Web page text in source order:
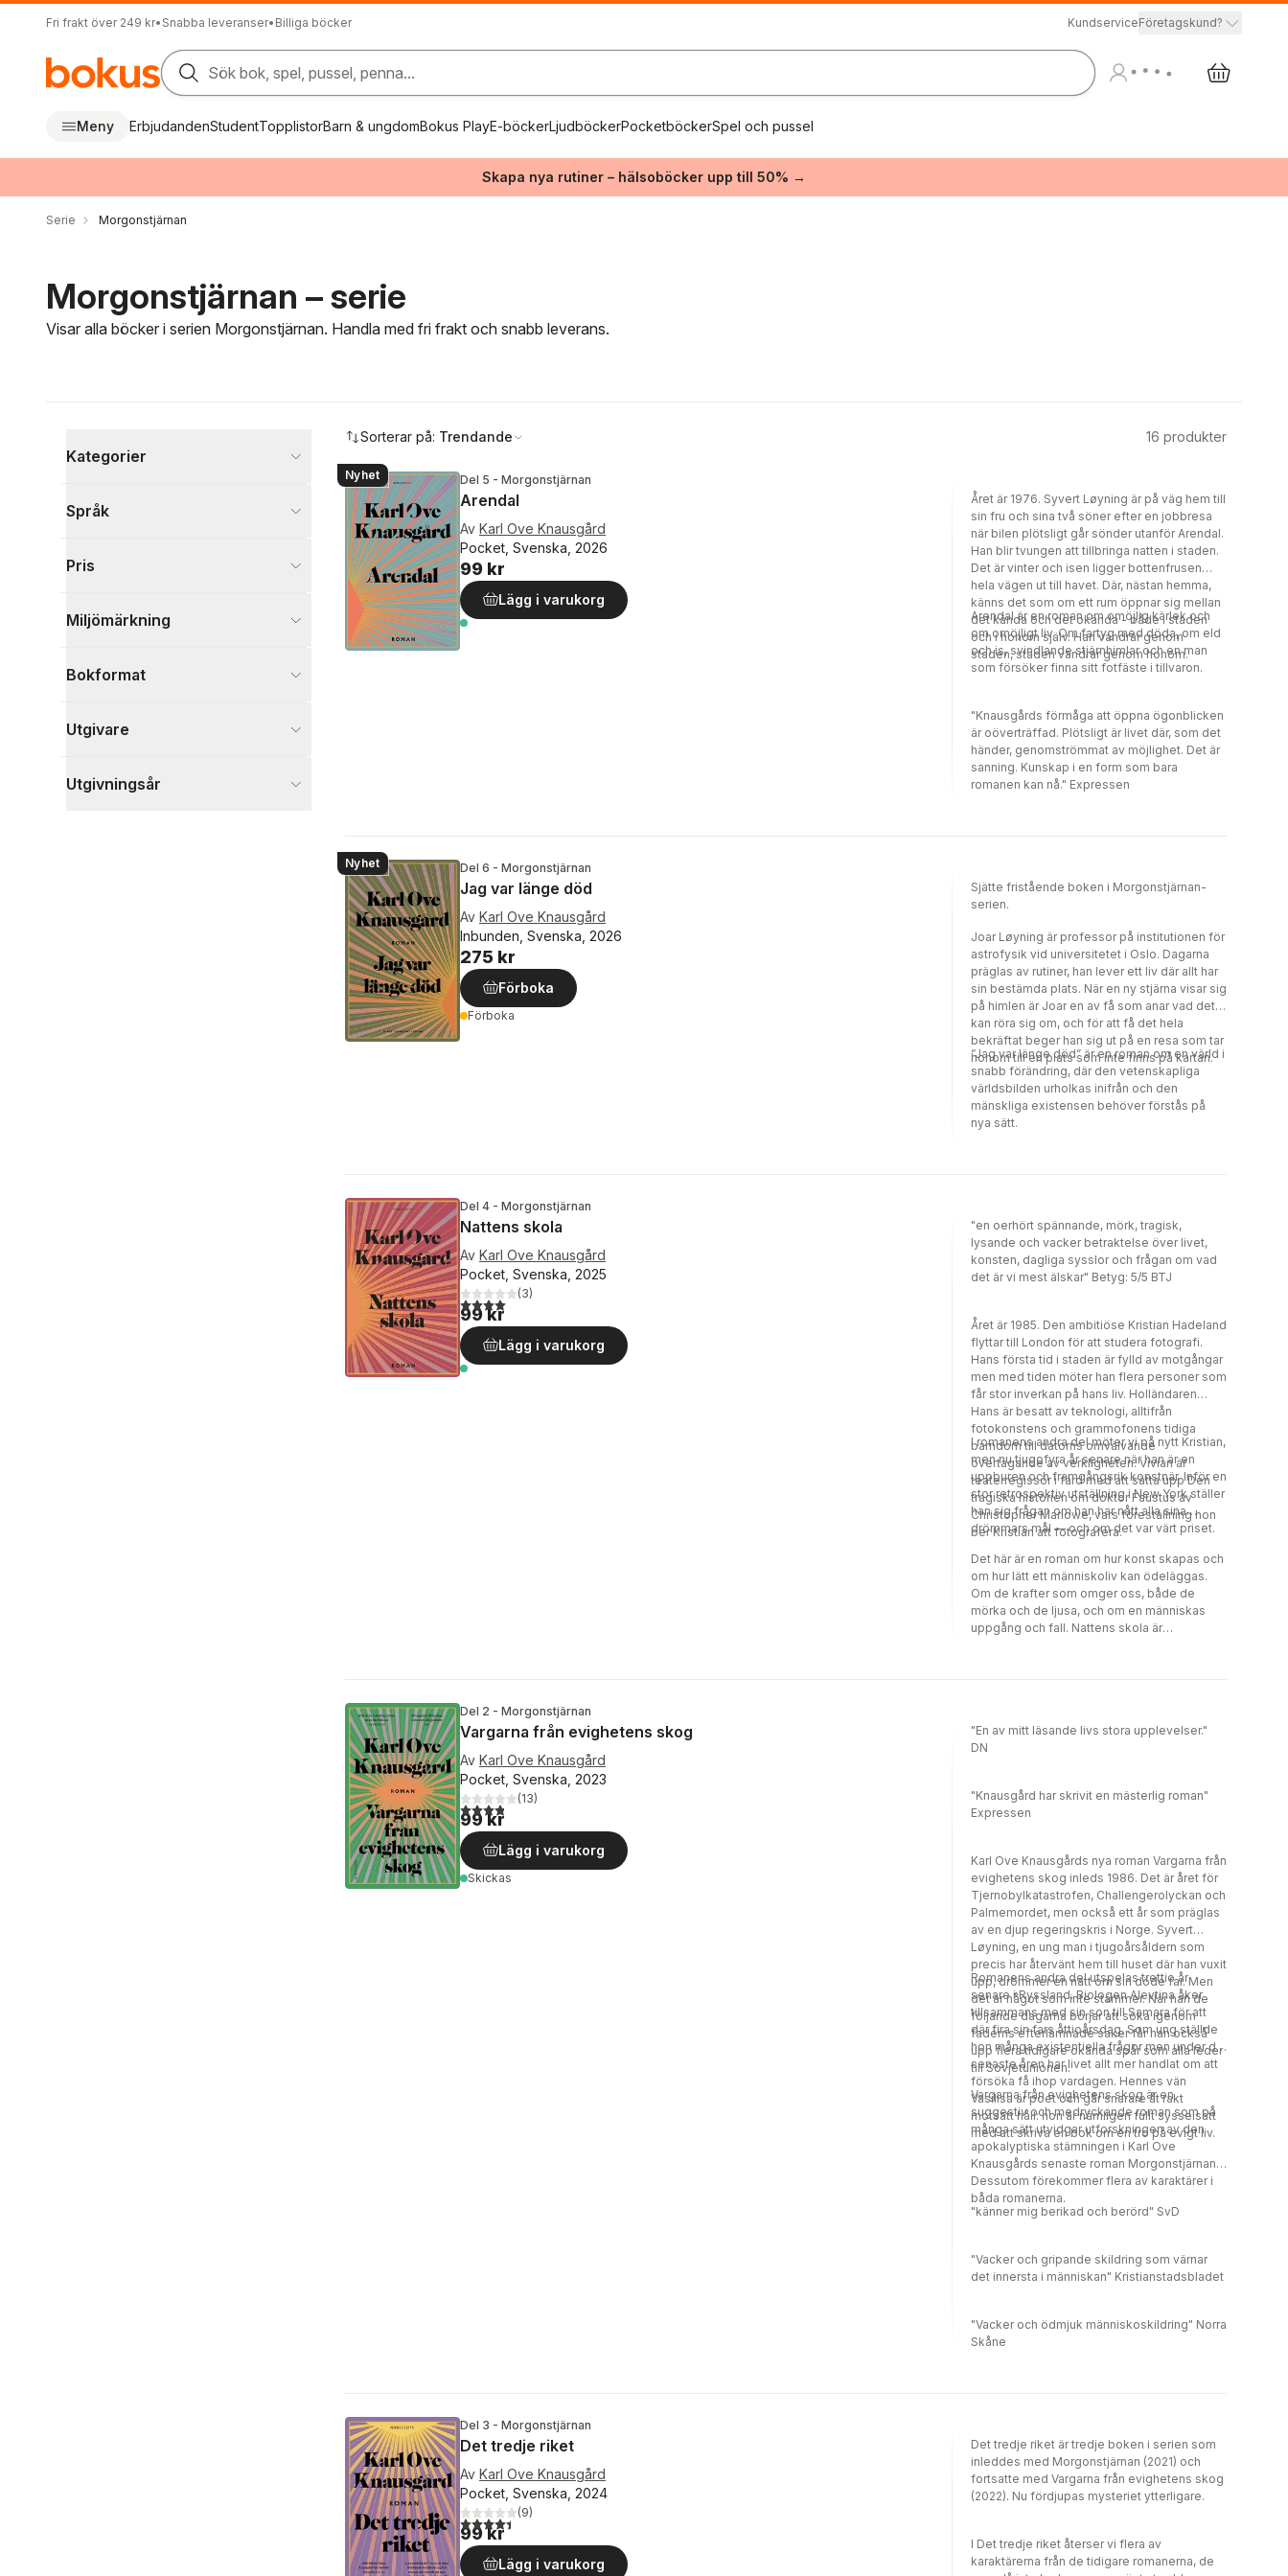
Fri frakt över 249 kr• Snabba leveranser• Billiga böcker KundserviceFöretagskund?
Sök bok, spel, pussel, penna...
Meny ErbjudandenStudentTopplistorBarn & ungdomBokus PlayE-böckerLjudböckerPocketböckerSpel och pussel
Skapa nya rutiner – hälsoböcker upp till 50% →
Serie Morgonstjärnan
Morgonstjärnan – serie
Visar alla böcker i serien Morgonstjärnan. Handla med fri frakt och snabb leverans.
Kategorier
Visa fler
Språk
Pris
Miljömärkning
Bokformat
Utgivare
Utgivningsår
Sorterar på: Trendande 16 produkter
Nyhet Del 5 - Morgonstjärnan
Arendal
Av Karl Ove Knausgård
Pocket, Svenska, 2026
99 kr
Lägg i varukorg
Året är 1976. Syvert Løyning är på väg hem till
sin fru och sina två söner efter en jobbresa
när bilen plötsligt går sönder utanför Arendal.
Han blir tvungen att tillbringa natten i staden.
Det är vinter och isen ligger bottenfrusen
hela vägen ut till havet. Där, nästan hemma,
känns det som om ett rum öppnar sig mellan
det kända och det okända - både i staden
och i honom själv. Han vandrar genom
staden, staden vandrar genom honom.
Arendal är en roman om omöjlig kärlek och
om omöjligt liv. Om fartyg med döda, om eld
och is, svindlande stjärnhimlar och en man
som försöker finna sitt fotfäste i tillvaron.
"Knausgårds förmåga att öppna ögonblicken
är oöverträffad. Plötsligt är livet där, som det
händer, genomströmmat av möjlighet. Det är
sanning. Kunskap i en form som bara
romanen kan nå." Expressen
Nyhet Del 6 - Morgonstjärnan
Jag var länge död
Av Karl Ove Knausgård
Inbunden, Svenska, 2026
275 kr
Förboka
Förboka
Sjätte fristående boken i Morgonstjärnan-
serien.
Joar Løyning är professor på institutionen för
astrofysik vid universitetet i Oslo. Dagarna
präglas av rutiner, han lever ett liv där allt har
sin bestämda plats. När en ny stjärna visar sig
på himlen är Joar en av få som anar vad det
kan röra sig om, och för att få det hela
bekräftat beger han sig ut på en resa som tar
honom till en plats som inte finns på kartan.
”Jag var länge död” är en roman om en värld i
snabb förändring, där den vetenskapliga
världsbilden urholkas inifrån och den
mänskliga existensen behöver förstås på
nya sätt.
Del 4 - Morgonstjärnan
Nattens skola
Av Karl Ove Knausgård
Pocket, Svenska, 2025
4,0utav 5 stjärnor. Totalt antal röster:
(3)
99 kr
Lägg i varukorg
"en oerhört spännande, mörk, tragisk,
lysande och vacker betraktelse över livet,
konsten, dagliga sysslor och frågan om vad
det är vi mest älskar" Betyg: 5/5 BTJ
Året är 1985. Den ambitiöse Kristian Hadeland
flyttar till London för att studera fotografi.
Hans första tid i staden är fylld av motgångar
men med tiden möter han flera personer som
får stor inverkan på hans liv. Holländaren
Hans är besatt av teknologi, alltifrån
fotokonstens och grammofonens tidiga
barndom till datorns omvälvande
övertagande av verkligheten. Vivian är
teaterregissör i färd med att sätta upp Den
tragiska historien om doktor Faustus av
Christopher Marlowe, vars föreställning hon
ber Kristian att fotografera.
I romanens andra del möter vi på nytt Kristian,
men nu tjugofyra år senare när han är en
uppburen och framgångsrik konstnär. Inför en
stor retrospektiv utställning i New York ställer
han sig frågan om han har nått alla sina
drömmars mål — och om det var värt priset.
Det här är en roman om hur konst skapas och
om hur lätt ett människoliv kan ödeläggas.
Om de krafter som omger oss, både de
mörka och de ljusa, och om en människas
uppgång och fall. Nattens skola är
skog och Det tredje riket.
Del 2 - Morgonstjärnan
Vargarna från evighetens skog
Av Karl Ove Knausgård
Pocket, Svenska, 2023
3,8utav 5 stjärnor. Totalt antal röster:
(13)
99 kr
Lägg i varukorg
Skickas
"En av mitt läsande livs stora upplevelser."
DN
"Knausgård har skrivit en mästerlig roman"
Expressen
Karl Ove Knausgårds nya roman Vargarna från
evighetens skog inleds 1986. Det är året för
Tjernobylkatastrofen, Challengerolyckan och
Palmemordet, men också ett år som präglas
av en djup regeringskris i Norge. Syvert
Løyning, en ung man i tjugoårsåldern som
precis har återvänt hem till huset där han vuxit
upp, drömmer en natt om sin döde far. Men
det är något som inte stämmer. När han de
följande dagarna börjar att söka igenom
faderns efterlämnade saker får han också
upp flera tidigare okända spår som alla leder
till Sovjetunionen.
Romanens andra del utspelas trettio år
senare i Ryssland. Biologen Alevtina åker
tillsammans med sin son till Samara för att
där fira sin fars åttioårsdag. Som ung ställde
hon många existentiella frågor men under de
senaste åren har livet allt mer handlat om att
försöka få ihop vardagen. Hennes vän
Vasilisa är poet och går snarare åt rakt
motsatt håll: hon är nämligen fullt sysselsatt
med att skriva en bok om en tro på evigt liv.
Vargarna från evighetens skog är en
suggestiv och medryckande roman som på
många sätt utvidgar utforskningen av den
apokalyptiska stämningen i Karl Ove
Knausgårds senaste roman Morgonstjärnan.
Dessutom förekommer flera av karaktärer i
båda romanerna.
"känner mig berikad och berörd" SvD
"Vacker och gripande skildring som värnar
det innersta i människan" Kristianstadsbladet
"Vacker och ödmjuk människoskildring" Norra
Skåne
Del 3 - Morgonstjärnan
Det tredje riket
Av Karl Ove Knausgård
Pocket, Svenska, 2024
4,4utav 5 stjärnor. Totalt antal röster:
(9)
99 kr
Lägg i varukorg
Det tredje riket är tredje boken i serien som
inleddes med Morgonstjärnan (2021) och
fortsatte med Vargarna från evighetens skog
(2022). Nu fördjupas mysteriet ytterligare.
I Det tredje riket återser vi flera av
karaktärerna från de tidigare romanerna, de